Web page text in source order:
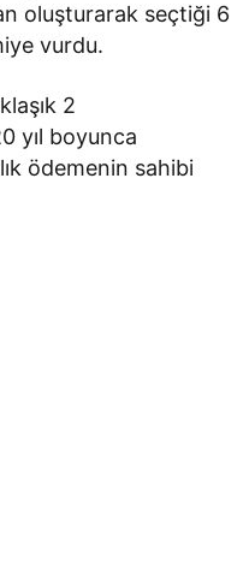
oluşturarak seçtiği 6
vurdu.
2
yıl boyunca
ödemenin sahibi